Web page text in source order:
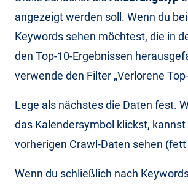
angezeigt werden soll. Wenn du
Keywords sehen möchtest, die in
den Top-10-Ergebnissen
verwende den Filter „Verlorene
Lege als nächstes die Daten fest.
das Kalendersymbol klickst, kannst
vorherigen Crawl-Daten sehen
Wenn du schließlich nach